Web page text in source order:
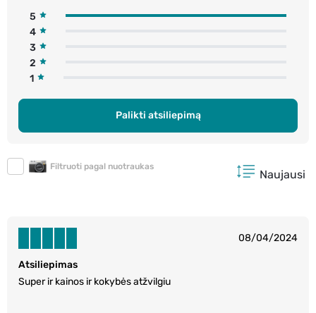
5
4
3
2
1
Palikti atsiliepimą
Filtruoti pagal nuotraukas
Naujausi
08/04/2024
Atsiliepimas
Super ir kainos ir kokybės atžvilgiu